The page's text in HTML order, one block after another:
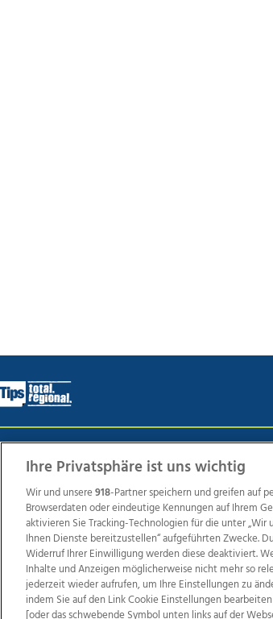
Wir über uns Mediadaten Kontakt
TV1 di-mog-i.at OÖNow Ischler
Ihre Privatsphäre ist uns wichtig
Wir und unsere918-Partner speichern und greifen auf
Browserdaten oder eindeutige Kennungen auf Ihrem
aktivieren Sie Tracking-Technologien für die unter
Ihnen Dienste bereitzustellen“ aufgeführten Zwecke.
Widerruf Ihrer Einwilligung werden diese deaktiviert.
Inhalte und Anzeigen möglicherweise nicht mehr so
jederzeit wieder aufrufen, um Ihre Einstellungen zu
indem Sie auf den Link Cookie Einstellungen
[oder das schwebende Symbol unten links auf der